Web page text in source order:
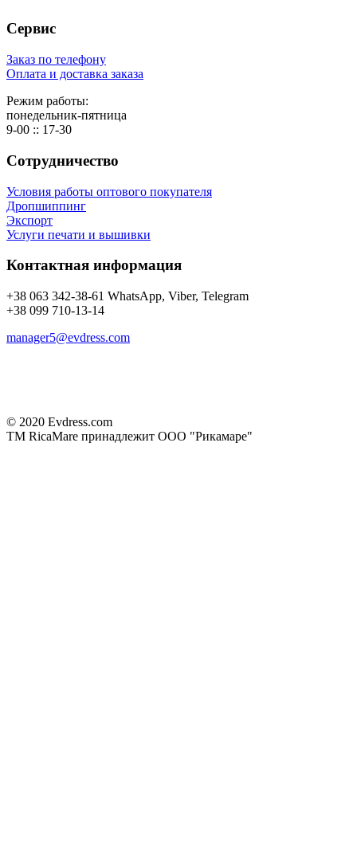
Сервис
Заказ по телефону
Оплата и доставка заказа
Режим работы:
понедельник-пятница
9-00 :: 17-30
Сотрудничество
Условия работы оптового покупателя
Дропшиппинг
Экспорт
Услуги печати и вышивки
Контактная информация
+38 063 342-38-61 WhatsApp, Viber, Telegram
+38 099 710-13-14
manager5@evdress.com
© 2020 Evdress.com
ТМ RicaMare принадлежит ООО "Рикамаре"